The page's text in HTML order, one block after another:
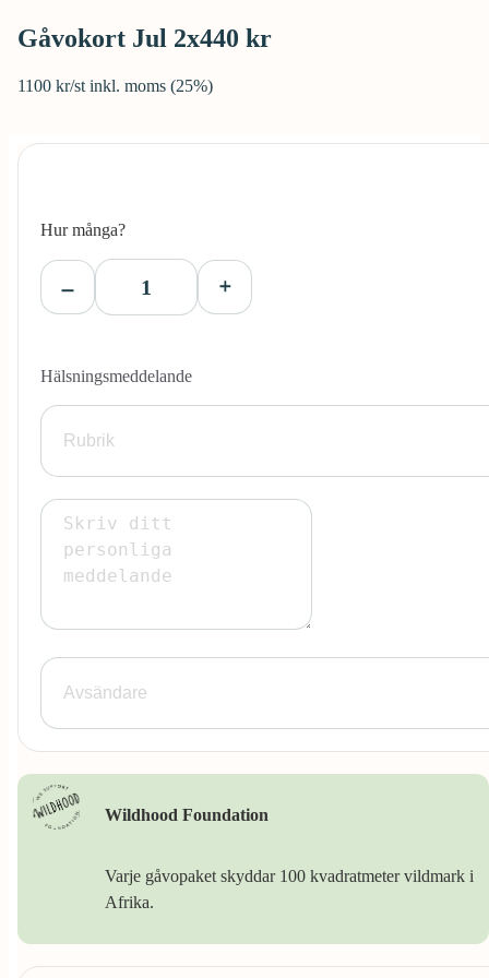
Gåvokort Jul 2x440 kr
1100 kr/st inkl. moms (25%)
Hur många?
Hälsningsmeddelande
Wildhood Foundation
Varje gåvopaket skyddar 100 kvadratmeter vildmark i
Afrika.